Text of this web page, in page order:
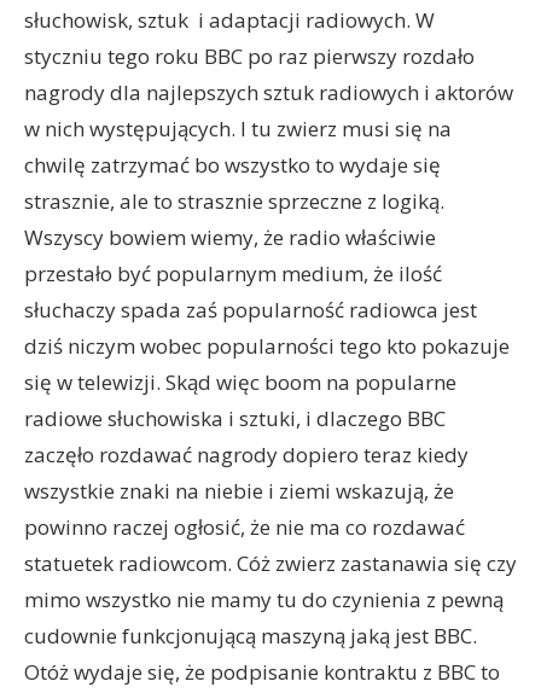
słuchowisk, sztuk i adaptacji radiowych. W
styczniu tego roku BBC po raz pierwszy rozdało
nagrody dla najlepszych sztuk radiowych i aktorów
w nich występujących. I tu zwierz musi się na
chwilę zatrzymać bo wszystko to wydaje się
strasznie, ale to strasznie sprzeczne z logiką.
Wszyscy bowiem wiemy, że radio właściwie
przestało być popularnym medium, że ilość
słuchaczy spada zaś popularność radiowca jest
dziś niczym wobec popularności tego kto pokazuje
się w telewizji. Skąd więc boom na popularne
radiowe słuchowiska i sztuki, i dlaczego BBC
zaczęło rozdawać nagrody dopiero teraz kiedy
wszystkie znaki na niebie i ziemi wskazują, że
powinno raczej ogłosić, że nie ma co rozdawać
statuetek radiowcom. Cóż zwierz zastanawia się czy
mimo wszystko nie mamy tu do czynienia z pewną
cudownie funkcjonującą maszyną jaką jest BBC.
Otóż wydaje się, że podpisanie kontraktu z BBC to